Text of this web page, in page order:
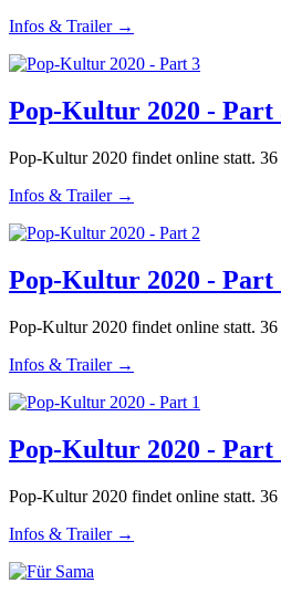
Infos & Trailer →
Pop-Kultur 2020 - Part
Pop-Kultur 2020 findet online statt.
Infos & Trailer →
Pop-Kultur 2020 - Part
Pop-Kultur 2020 findet online statt.
Infos & Trailer →
Pop-Kultur 2020 - Part
Pop-Kultur 2020 findet online statt.
Infos & Trailer →